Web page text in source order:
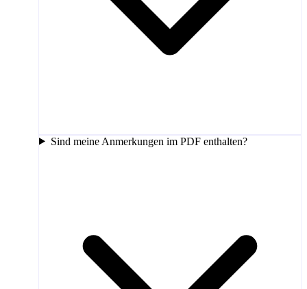
Sind meine Anmerkungen im PDF enthalten?